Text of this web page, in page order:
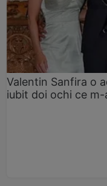
Valentin Sanfira o
iubit doi ochi ce m-